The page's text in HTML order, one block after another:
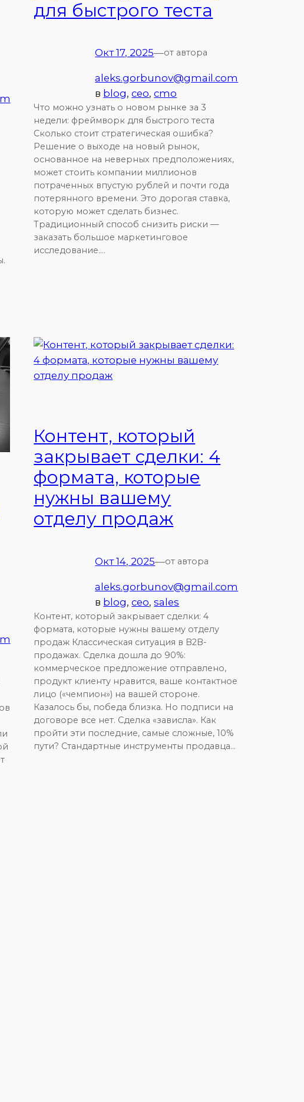
для быстрого теста
Окт 17, 2025—от автора
aleks.gorbunov@gmail.com
в blog, ceo, cmo
Что можно узнать о новом рынке за 3
недели: фреймворк для быстрого теста
Сколько стоит стратегическая ошибка?
Решение о выходе на новый рынок,
основанное на неверных предположениях,
может стоить компании миллионов
потраченных впустую рублей и почти года
потерянного времени. Это дорогая ставка,
которую может сделать бизнес.
Традиционный способ снизить риски —
заказать большое маркетинговое
исследование.…
Контент, который
закрывает сделки: 4
формата, которые
нужны вашему
отделу продаж
Окт 14, 2025—от автора
aleks.gorbunov@gmail.com
в blog, ceo, sales
Контент, который закрывает сделки: 4
формата, которые нужны вашему отделу
продаж Классическая ситуация в B2B-
продажах. Сделка дошла до 90%:
коммерческое предложение отправлено,
продукт клиенту нравится, ваше контактное
лицо («чемпион») на вашей стороне.
Казалось бы, победа близка. Но подписи на
договоре все нет. Сделка «зависла». Как
пройти эти последние, самые сложные, 10%
пути? Стандартные инструменты продавца…